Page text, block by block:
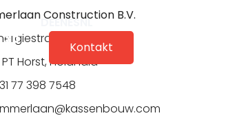
3D
DEENESNL
Kontakt
Construction B.V.
15
PT Horst, Holandia
77 398 7548